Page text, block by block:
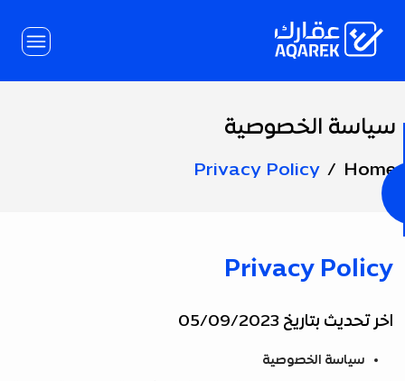
Page
Title
سياسة الخصوصية
Home
Privacy Policy
Privacy Policy
اخر تحديث بتاريخ 05/09/2023
سياسة الخصوصية